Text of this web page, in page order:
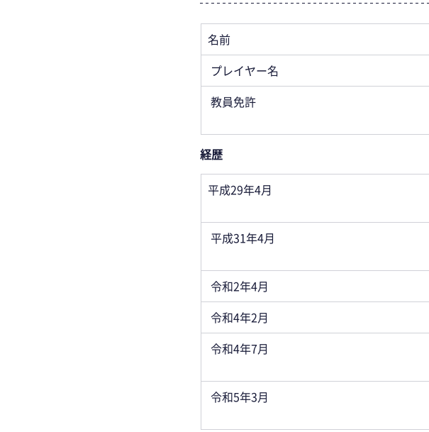
名前
プレイヤー名
教員免許
経歴
平成29年4月
平成31年4月
令和2年4月
令和4年2月
令和4年7月
令和5年3月